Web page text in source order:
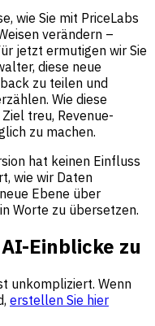
wie Sie mit PriceLabs
verändern –
jetzt ermutigen wir Sie
diese neue
zu teilen und
Wie diese
treu, Revenue-
zu machen.
hat keinen Einfluss
wie wir Daten
Ebene über
Worte zu übersetzen.
Einblicke zu
unkompliziert. Wenn
erstellen Sie hier